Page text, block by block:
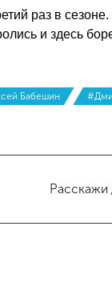
раз в
и здесь
Бабешин
Расскажи